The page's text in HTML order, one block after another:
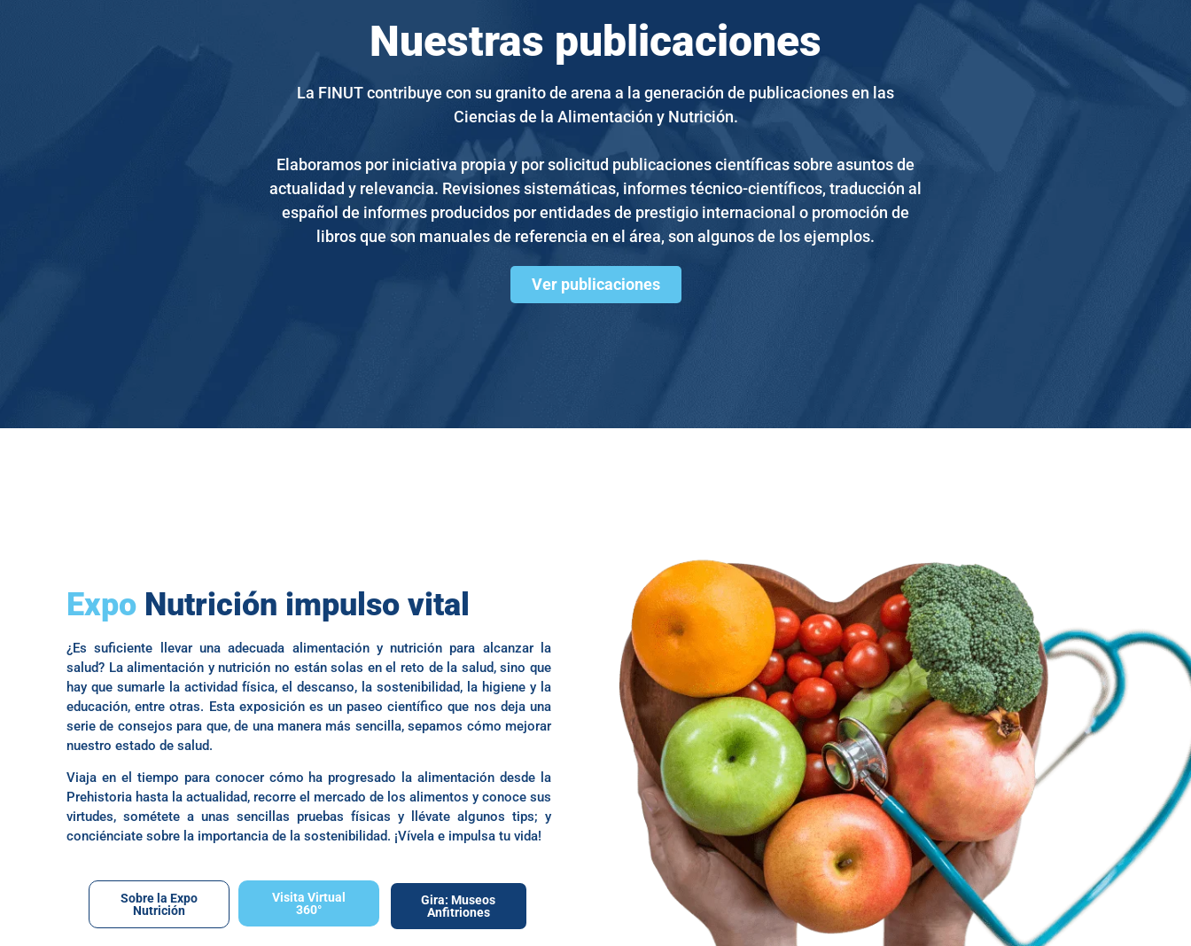
Nuestras publicaciones
La FINUT contribuye con su granito de arena a la generación de publicaciones en las
Ciencias de la Alimentación y Nutrición.
Elaboramos por iniciativa propia y por solicitud publicaciones científicas sobre asuntos de
actualidad y relevancia. Revisiones sistemáticas, informes técnico-científicos, traducción al
español de informes producidos por entidades de prestigio internacional o promoción de
libros que son manuales de referencia en el área, son algunos de los ejemplos.
Ver publicaciones
Expo Nutrición impulso vital
¿Es suficiente llevar una adecuada alimentación y nutrición para alcanzar la
salud? La alimentación y nutrición no están solas en el reto de la salud, sino que
hay que sumarle la actividad física, el descanso, la sostenibilidad, la higiene y la
educación, entre otras. Esta exposición es un paseo científico que nos deja una
serie de consejos para que, de una manera más sencilla, sepamos cómo mejorar
nuestro estado de salud.
Viaja en el tiempo para conocer cómo ha progresado la alimentación desde la
Prehistoria hasta la actualidad, recorre el mercado de los alimentos y conoce sus
virtudes, sométete a unas sencillas pruebas físicas y llévate algunos tips; y
conciénciate sobre la importancia de la sostenibilidad. ¡Vívela e impulsa tu vida!
Sobre la Expo
Nutrición
Visita Virtual
360°
Gira: Museos
Anfitriones